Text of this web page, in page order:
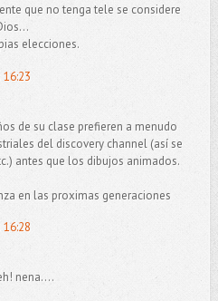
que no tenga tele se considere
elecciones.
de su clase prefieren a menudo
del discovery channel (así se
antes que los dibujos animados.
en las proximas generaciones
nena....